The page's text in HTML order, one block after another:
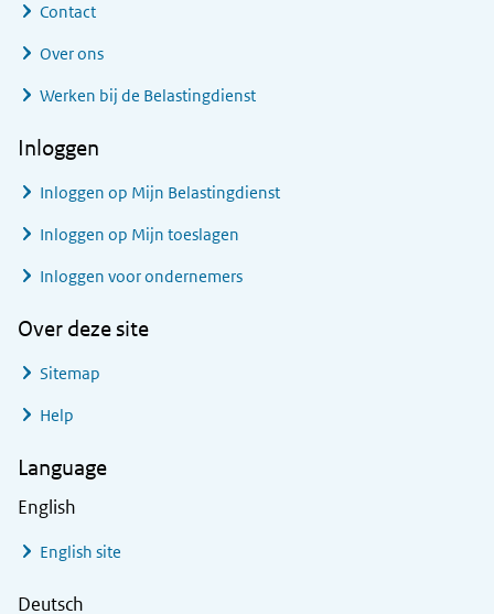
Contact
Over ons
Werken bij de Belastingdienst
Inloggen
Inloggen op Mijn Belastingdienst
Inloggen op Mijn toeslagen
Inloggen voor ondernemers
Over deze site
Sitemap
Help
Language
English
English site
Deutsch